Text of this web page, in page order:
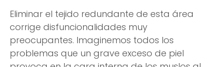
Eliminar el tejido redundante de esta área
corrige disfuncionalidades muy
preocupantes. Imaginemos todos los
problemas que un grave exceso de piel